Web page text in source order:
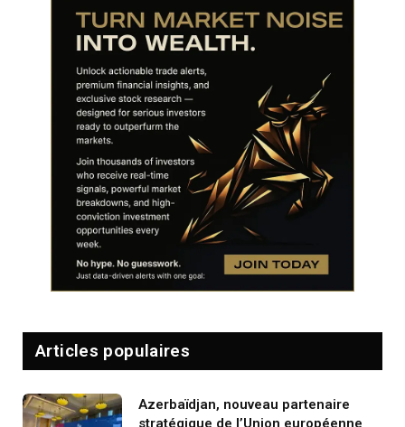
Articles populaires
Azerbaïdjan, nouveau partenaire
stratégique de l’Union européenne